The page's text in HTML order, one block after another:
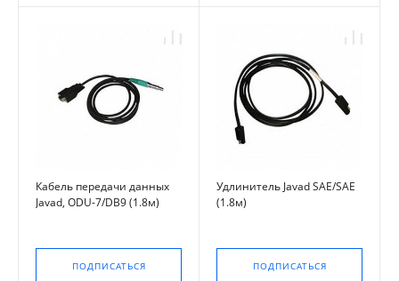
Кабель передачи данных
Javad, ODU-7/DB9 (1.8м)
ПОДПИСАТЬСЯ
Удлинитель Javad SAE/SAE
(1.8м)
ПОДПИСАТЬСЯ